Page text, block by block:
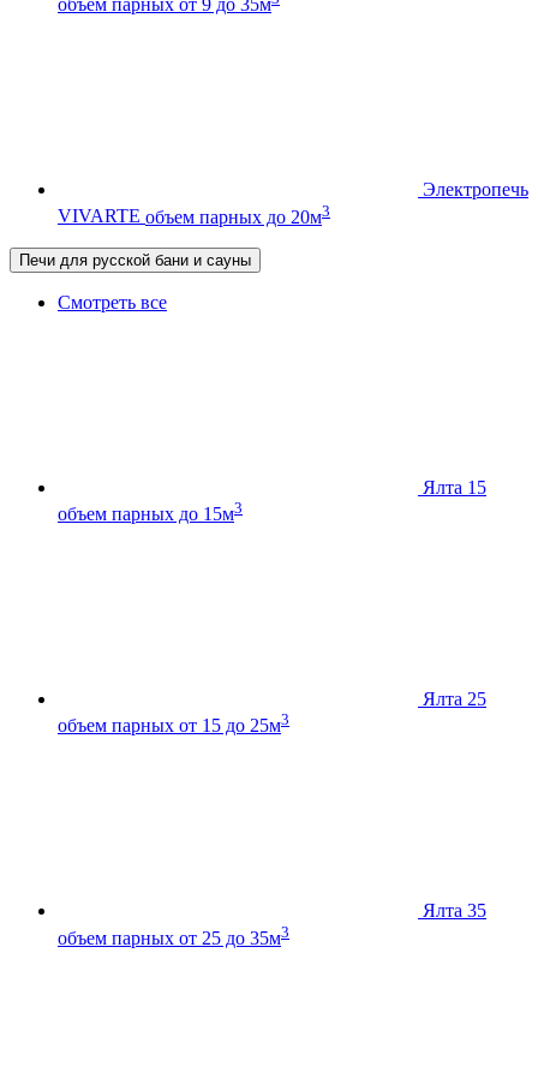
объем парных от 9 до 35м
Электропечь
VIVARTE объем парных до 20м3
Печи для русской бани и сауны
Смотреть все
Ялта 15
объем парных до 15м3
Ялта 25
объем парных от 15 до 25м3
Ялта 35
объем парных от 25 до 35м3